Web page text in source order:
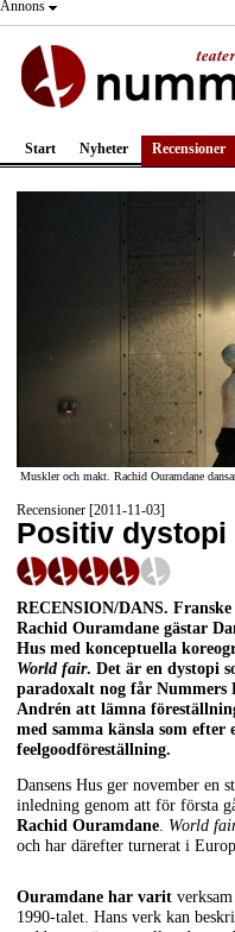
Annons
Start Nyheter Recensioner
Muskler och makt. Rachid Ouramdane
Recensioner [2011-11-03]
Positiv dystopi
RECENSION/DANS. Franske
Rachid Ouramdane gästar
Hus med konceptuella
World fair. Det är en dystopi
paradoxalt nog får Nummers
Andrén att lämna
med samma känsla som efter
feelgoodföreställning.
Dansens Hus ger november en
inledning genom att för första
Rachid Ouramdane. World
och har därefter turnerat i
Ouramdane har varit
1990-talet. Hans verk kan